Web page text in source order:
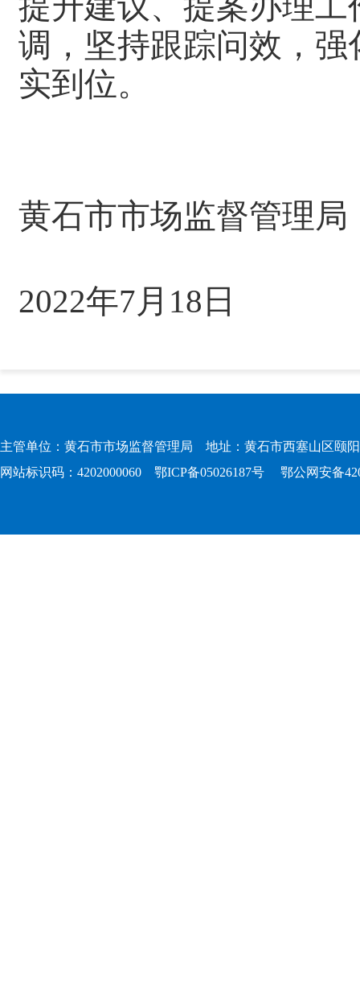
调，坚持跟踪问效，
实到位。
黄石市市场监督管理局
2022年7月18日
主管单位：黄石市市场监督管理局 地址：黄石市西塞山区颐
网站标识码：4202000060 鄂ICP备05026187号 鄂公网安备